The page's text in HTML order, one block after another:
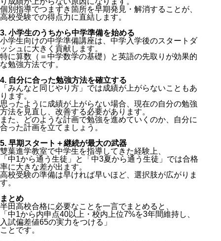
個別指導でつまずき箇所を早期発見・解消することが、
高校受験での得点力に直結します。
3. 小学生のうちから中学準備を始める
小学生向けの中学準備講座は、中学入学後のスタートダ
ッシュに大きく貢献します。
特に算数（＝中学数学の基礎）と英語の先取りが効果的
な勉強方法です。
4. 自分に合った勉強方法を確立する
「みんなと同じやり方」では成績が上がらないこともあ
ります。
思ったように成績が上がらない場合、現在の自分の勉強
方法を見直し、改善する必要があります。
また、どのような計画で勉強を進めていくのか、自分に
合った計画を立てましょう。
5. 早期スタート＋継続が最大の武器
雙葉進学教室で中学生を指導してきた経験上、
「中1から通う生徒」と「中3夏から通う生徒」では合格
率に大きな差が出ます。
高校受験の準備は早ければ早いほど、選択肢が広がりま
す。
まとめ
半田高校合格に必要なことを一言でまとめると、
「中1から内申点40以上・校内上位7%を3年間維持し、
入試偏差値65の実力をつける」
ことです。